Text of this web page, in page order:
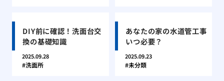
DIY前に確認！洗面台交
換の基礎知識
2025.09.28
洗面所
あなたの家の水道管工事
いつ必要？
2025.09.23
未分類